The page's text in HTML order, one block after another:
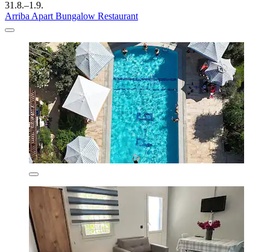
31.8.–1.9.
Arriba Apart Bungalow Restaurant